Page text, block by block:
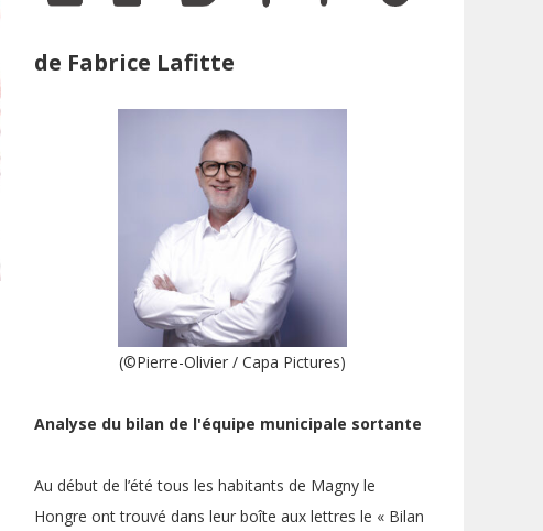
de Fabrice Lafitte
(©Pierre-Olivier / Capa Pictures)
Analyse du bilan de l'équipe municipale sortante
Au début de l’été tous les habitants de Magny le
Hongre ont trouvé dans leur boîte aux lettres le « Bilan